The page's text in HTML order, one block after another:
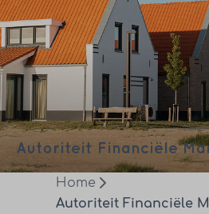
Autoriteit Financiële
Home
Autoriteit Financiële